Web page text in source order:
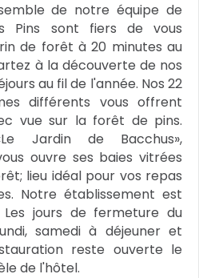
de notre équipe de
Pins sont fiers de vous
de forêt à 20 minutes au
à la découverte de nos
au fil de l'année. Nos 22
différents vous offrent
vue sur la forêt de pins.
Jardin de Bacchus»,
ouvre ses baies vitrées
lieu idéal pour vos repas
Notre établissement est
jours de fermeture du
samedi à déjeuner et
reste ouverte le
de l'hôtel.